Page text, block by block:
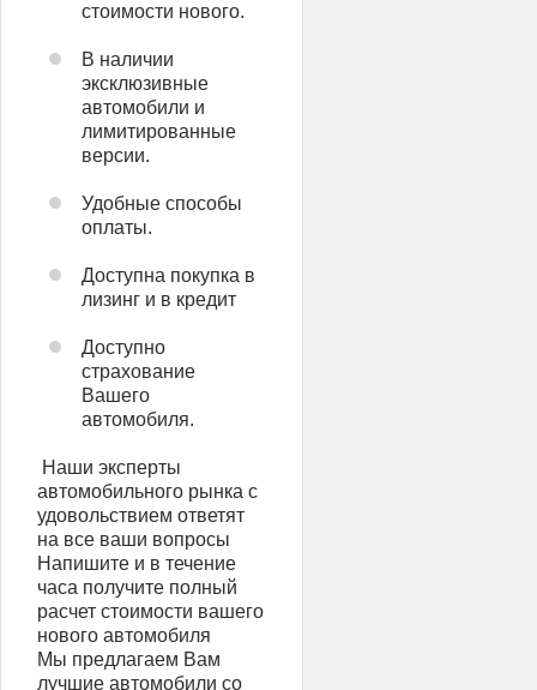
стоимости нового.
В наличии
эксклюзивные
автомобили и
лимитированные
версии.
Удобные способы
оплаты.
Доступна покупка в
лизинг и в кредит
Доступно
страхование
Вашего
автомобиля.
‍ Наши эксперты
автомобильного рынка с
удовольствием ответят
на все ваши вопросы
Напишите и в течение
часа получите полный
расчет стоимости вашего
нового автомобиля
Мы предлагаем Вам
лучшие автомобили со